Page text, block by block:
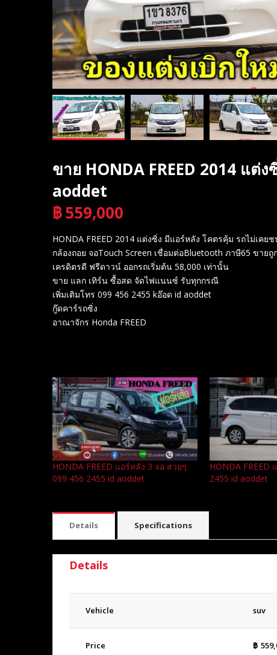
ขาย HONDA FREED 2014 แต่
aoddet
฿559,000
HONDA FREED 2014 แต่งซิ่ง มีแอร์หลัง โคตรคุ้ม รถไม่เค
กล้องถอย จอTouch Screen เชื่อมต่อBluetooth ภาษี65 ขาย
เครดิตรดี ฟรีดาวน์ ออกรถเริ่มต้น 58,000 เท่านั้น
ขาย แลก เทิร์น ซื้อสด จัดไฟแนนซ์ รับทุกกรณี
เพิ่มเติมโทร 099 456 2455 kอ๊อด id aoddet
กู๊ดคาร์รถซิ่ง
อาณาจักร Honda FREED
HONDA FREED แอร์หลัง 3 จอ สวยๆ
099 456 2455 id aoddet
HONDA FREED
2455 id aoddet
Details Specifications
Details
Vehicle suv
Price ฿